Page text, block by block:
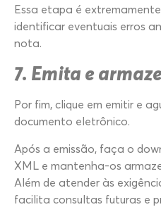
Essa etapa é
identificar eventuais erros
nota.
7. Emita e
Por fim, clique em emitir e
documento eletrônico.
Após a emissão, faça o
XML e mantenha-os
Além de atender às
facilita consultas futuras e